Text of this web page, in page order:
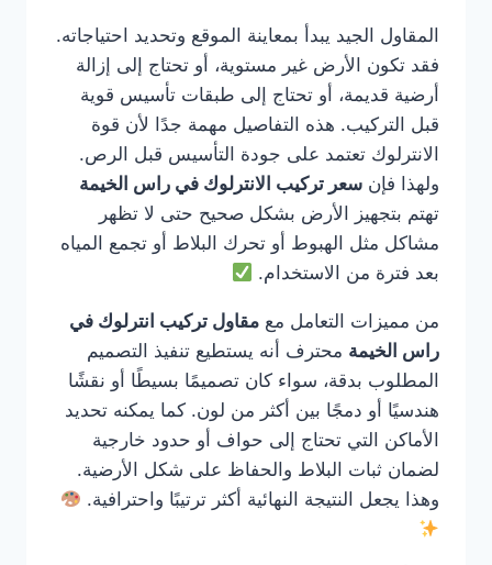
المقاول الجيد يبدأ بمعاينة الموقع وتحديد احتياجاته.
فقد تكون الأرض غير مستوية، أو تحتاج إلى إزالة
أرضية قديمة، أو تحتاج إلى طبقات تأسيس قوية
قبل التركيب. هذه التفاصيل مهمة جدًا لأن قوة
الانترلوك تعتمد على جودة التأسيس قبل الرص.
ولهذا فإن سعر تركيب الانترلوك في راس الخيمة
تهتم بتجهيز الأرض بشكل صحيح حتى لا تظهر
مشاكل مثل الهبوط أو تحرك البلاط أو تجمع المياه
بعد فترة من الاستخدام.
من مميزات التعامل مع مقاول تركيب انترلوك في
راس الخيمة محترف أنه يستطيع تنفيذ التصميم
المطلوب بدقة، سواء كان تصميمًا بسيطًا أو نقشًا
هندسيًا أو دمجًا بين أكثر من لون. كما يمكنه تحديد
الأماكن التي تحتاج إلى حواف أو حدود خارجية
لضمان ثبات البلاط والحفاظ على شكل الأرضية.
وهذا يجعل النتيجة النهائية أكثر ترتيبًا واحترافية.